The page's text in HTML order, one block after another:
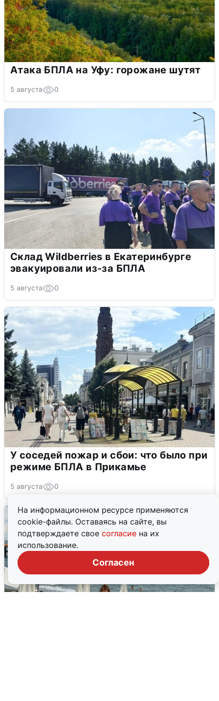
На информационном ресурсе применяются
cookie-файлы. Оставаясь на сайте, вы
подтверждаете свое согласие на их
использование.
Согласен
Атака БПЛА на Уфу: горожане шутят
5 августа 0
Склад Wildberries в Екатеринбурге
эвакуировали из-за БПЛА
5 августа 0
У соседей пожар и сбои: что было при
режиме БПЛА в Прикамье
5 августа 0